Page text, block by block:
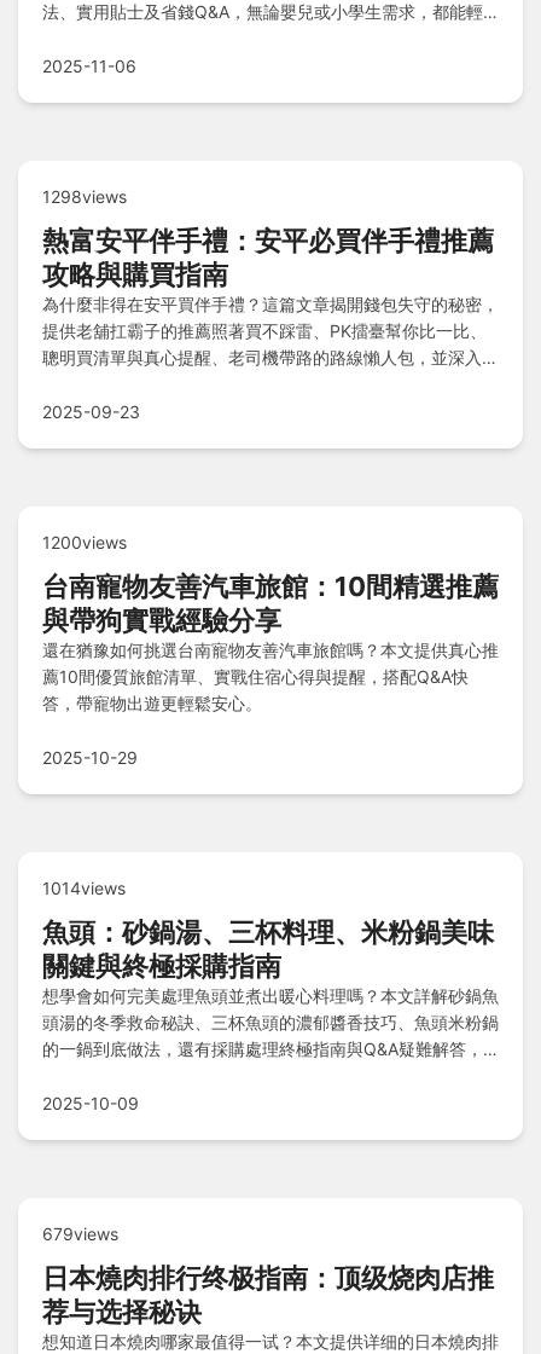
法、實用貼士及省錢Q&A，無論嬰兒或小學生需求，都能輕
2025-11-06
1298views
熱富安平伴手禮：安平必買伴手禮推薦
攻略與購買指南
為什麼非得在安平買伴手禮？這篇文章揭開錢包失守的秘密，
提供老舖扛霸子的推薦照著買不踩雷、PK擂臺幫你比一比、
聰明買清單與真心提醒、老司機帶路的路線懶人包，並深入介
疑問！
2025-09-23
1200views
台南寵物友善汽車旅館：10間精選推薦
與帶狗實戰經驗分享
還在猶豫如何挑選台南寵物友善汽車旅館嗎？本文提供真心推
薦10間優質旅館清單、實戰住宿心得與提醒，搭配Q&A快
答，帶寵物出遊更輕鬆安心。
2025-10-29
1014views
魚頭：砂鍋湯、三杯料理、米粉鍋美味
關鍵與終極採購指南
想學會如何完美處理魚頭並煮出暖心料理嗎？本文詳解砂鍋魚
頭湯的冬季救命秘訣、三杯魚頭的濃郁醬香技巧、魚頭米粉鍋
的一鍋到底做法，還有採購處理終極指南與Q&A疑難解答，
2025-10-09
679views
日本燒肉排行终极指南：顶级烧肉店推
荐与选择秘诀
想知道日本燒肉哪家最值得一试？本文提供详细的日本燒肉排